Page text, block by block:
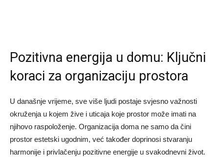
Pozitivna energija u domu: Ključni
koraci za organizaciju prostora
U današnje vrijeme, sve više ljudi postaje svjesno važnosti
okruženja u kojem žive i uticaja koje prostor može imati na
njihovo raspoloženje. Organizacija doma ne samo da čini
prostor estetski ugodnim, već također doprinosi stvaranju
harmonije i privlačenju pozitivne energije u svakodnevni život.